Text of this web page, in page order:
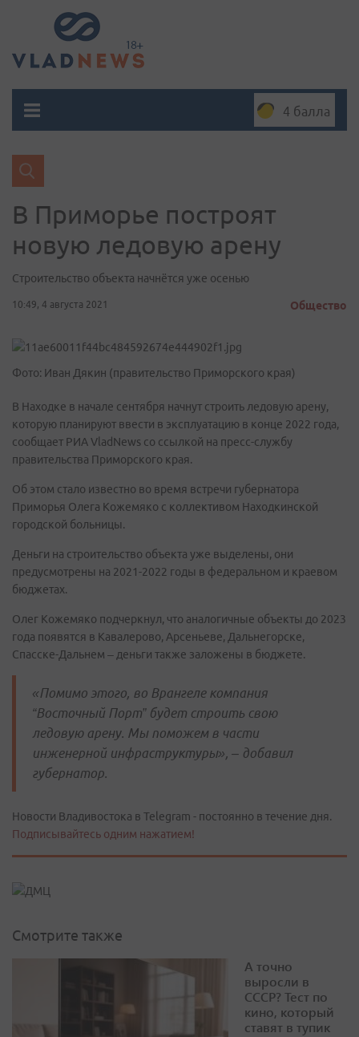
4 балла
В Приморье построят
новую ледовую арену
Строительство объекта начнётся уже осенью
10:49, 4 августа 2021 Общество
Фото: Иван Дякин (правительство Приморского края)
В Находке в начале сентября начнут строить ледовую арену,
которую планируют ввести в эксплуатацию в конце 2022 года,
сообщает РИА VladNews со ссылкой на пресс-службу
правительства Приморского края.
Об этом стало известно во время встречи губернатора
Приморья Олега Кожемяко с коллективом Находкинской
городской больницы.
Деньги на строительство объекта уже выделены, они
предусмотрены на 2021-2022 годы в федеральном и краевом
бюджетах.
Олег Кожемяко подчеркнул, что аналогичные объекты до 2023
года появятся в Кавалерово, Арсеньеве, Дальнегорске,
Спасске-Дальнем – деньги также заложены в бюджете.
«Помимо этого, во Врангеле компания
“Восточный Порт” будет строить свою
ледовую арену. Мы поможем в части
инженерной инфраструктуры», – добавил
губернатор.
Новости Владивостока в Telegram - постоянно в течение дня.
Подписывайтесь одним нажатием!
Смотрите также
А точно
выросли в
СССР? Тест по
кино, который
ставят в тупик